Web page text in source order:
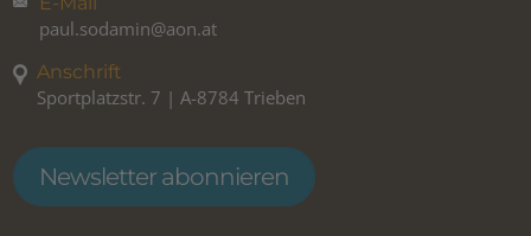
paul.sodamin@aon.at
Anschrift
Sportplatzstr. 7 | A-8784 Trieben
Newsletter abonnieren